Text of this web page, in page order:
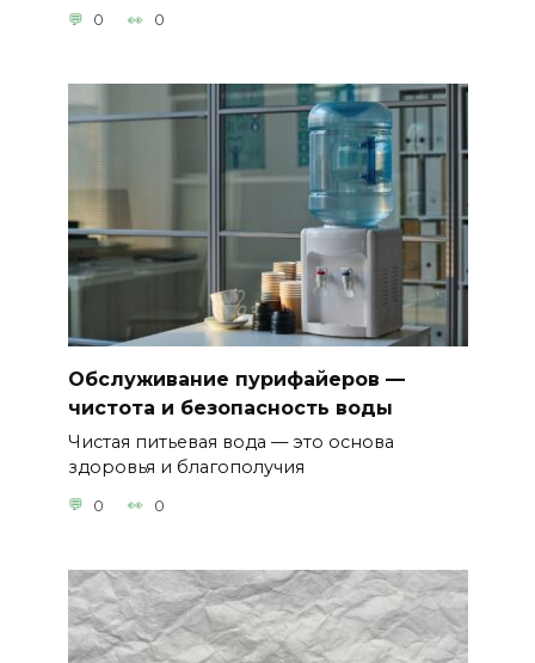
0 0
Обслуживание пурифайеров —
чистота и безопасность воды
Чистая питьевая вода — это основа
здоровья и благополучия
0 0